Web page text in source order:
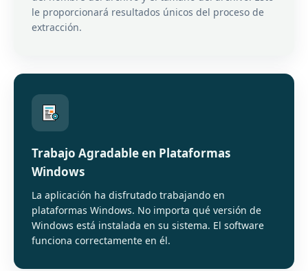
le proporcionará resultados únicos del proceso de
extracción.
Trabajo Agradable en Plataformas
Windows
La aplicación ha disfrutado trabajando en
plataformas Windows. No importa qué versión de
Windows está instalada en su sistema. El software
funciona correctamente en él.